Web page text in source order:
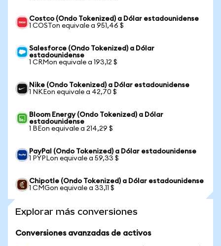
Costco (Ondo Tokenized) a Dólar estadounidense
1 COSTon equivale a 951,46 $
Salesforce (Ondo Tokenized) a Dólar
estadounidense
1 CRMon equivale a 193,12 $
Nike (Ondo Tokenized) a Dólar estadounidense
1 NKEon equivale a 42,70 $
Bloom Energy (Ondo Tokenized) a Dólar
estadounidense
1 BEon equivale a 214,29 $
PayPal (Ondo Tokenized) a Dólar estadounidense
1 PYPLon equivale a 59,33 $
Chipotle (Ondo Tokenized) a Dólar estadounidense
1 CMGon equivale a 33,11 $
Explorar más conversiones
Conversiones avanzadas de activos